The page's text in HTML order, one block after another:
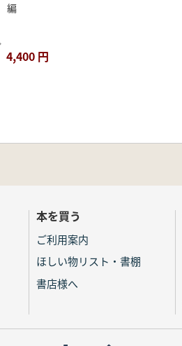
編
4,400 円
本を買う
ご利用案内
ほしい物リスト・書棚
書店様へ